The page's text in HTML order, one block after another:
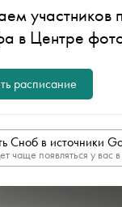
участников
в Центре
расписание
Сноб в источники
чаще появляться у вас